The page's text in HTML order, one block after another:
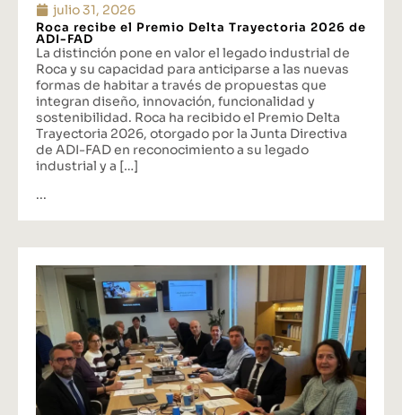
julio 31, 2026
Roca recibe el Premio Delta Trayectoria 2026 de
ADI-FAD
La distinción pone en valor el legado industrial de
Roca y su capacidad para anticiparse a las nuevas
formas de habitar a través de propuestas que
integran diseño, innovación, funcionalidad y
sostenibilidad. Roca ha recibido el Premio Delta
Trayectoria 2026, otorgado por la Junta Directiva
de ADI-FAD en reconocimiento a su legado
industrial y a […]
...